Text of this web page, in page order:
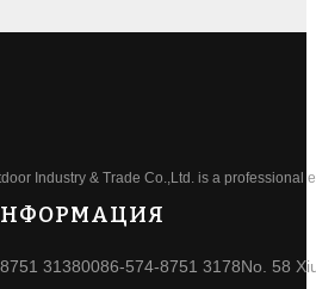
Industry & Trade Co.,Ltd. is a professional
31380086-574-8751 3178No. 58